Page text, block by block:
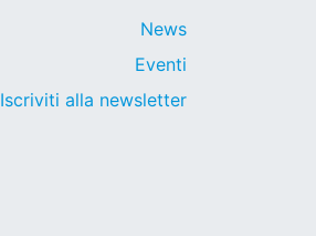
News
Eventi
Iscriviti alla newsletter